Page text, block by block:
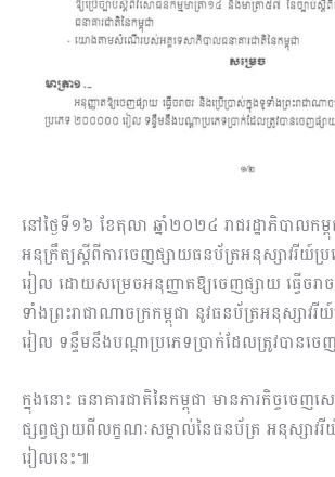
នៅថ្ងៃទី១៦ ខែតុលា ឆ្នាំ២០២៤ រាជរដ្ឋាភិបាលកម្
អនុក្រឹត្យស្តីពីការចេញផ្សាយធនប័ត្រអនុស្សាវរីយ៍
រៀល ដោយសម្រេចអនុញ្ញាតឱ្យចេញផ្សាយ ធ្វើចរា
ទាំងព្រះរាជាណាចក្រកម្ពុជា នូវធនប័ត្រអនុស្សា
រៀល ទន្ទឹមនឹងបណ្តាប្រភេទប្រាក់ដែលត្រូវបានច
ក្នុងនោះ ធនាគារជាតិនៃកម្ពុជា មានភារកិច្ចចេញស
ផ្សព្វផ្សាយពីលក្ខណៈសម្គាល់នៃធនប័ត្រ អនុស្សា
រៀលនេះ៕